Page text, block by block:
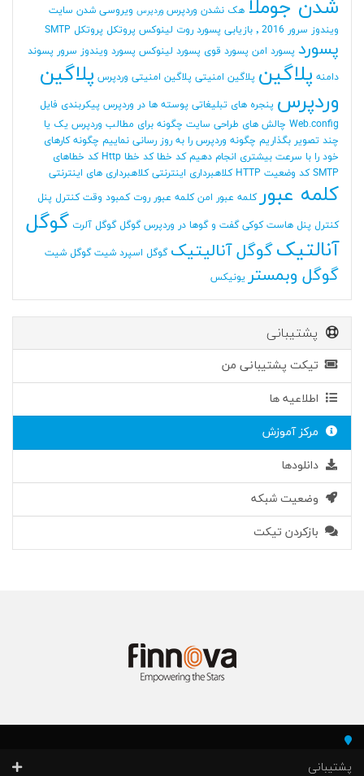
شدن جوملا هک نشدن وردپرس وردپرس ویروسی شدن سایت
ویندوز سرور 2016
٬ بازیابی پسورد روت لینوکس پروتکل پروتکل SMTP
پسورد پسورد امن پسورد قوی پسورد لینوکس پسورد ویندوز سرور پسوند
دامنه پلاگین پلاگین امنیتی پلاگین امنیتی وردپرس پلاگین
وردپرس پنجره های تبلیغاتی پوسته ها در وردپرس پیکربندی فایل
Web.config چالش های طراحی سایت چگونه برای مطالب وردپرس یک یا
چند تصویر بگذاریم چگونه وردپرس را به روز رسانی نماییم چگونه کارهای
خود را با سرعت بیشتری انجام دهیم کد خطا کد خطا Http
کد خطاهای
SMTP کد وضعیت HTTP کلاهبرداری اینترنتی کلاهبرداری های اینترنتی
کلمه عبور کلمه عبور امن کلمه عبور روت کمبود وقت کنترل پنل
کنترل پنل هاست کوکی گفت و گوها در وردپرس گوگل گوگل آلرت گوگل
آنالتیکگوگل آنالیتیک گوگل اسپرد شیت گوگل شیت
گوگل وبمستر یونیکس
پشتیبانی
تیکت پشتیبانی من
اطلاعیه ها
مرکز آموزش
دانلودها
وضعیت شبکه
بازکردن تیکت
پشتیبانی